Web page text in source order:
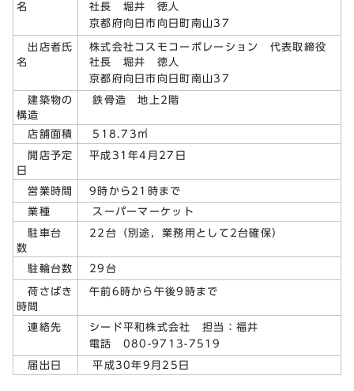
名
社長 堀井 徳人
京都府向日市向日町南山37
出店者氏
名
株式会社コスモコーポレーション 代表取締役
社長 堀井 徳人
京都府向日市向日町南山37
建築物の
構造
鉄骨造 地上2階
店舗面積 518.73㎡
開店予定
日
平成31年4月27日
営業時間 9時から21時まで
業種 スーパーマーケット
駐車台
数
22台（別途，業務用として2台確保）
駐輪台数 29台
荷さばき
時間
午前6時から午後9時まで
連絡先
シード平和株式会社 担当：福井
電話 080-9713-7519
届出日 平成30年9月25日